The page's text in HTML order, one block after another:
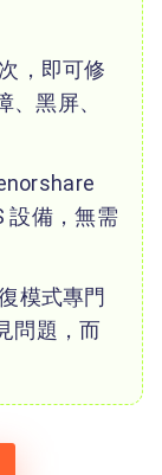
，即可修
黑屏、
設備，無需
模式專門
問題，而